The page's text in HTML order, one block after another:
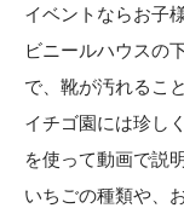
イベントならお子
ビニールハウスの
で、靴が汚れるこ
イチゴ園には珍し
を使って動画で説
いちごの種類や、